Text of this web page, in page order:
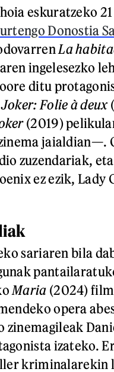
eskuratzeko
Donostia
La
ingelesezko
ditu
Joker: Folie à deux
(2019)
jaialdian—.
zuzendariak,
ez ezik, Lady
sariaren bila
Maria (2024)
opera
zinemagileak
izateko.
kriminalarekin